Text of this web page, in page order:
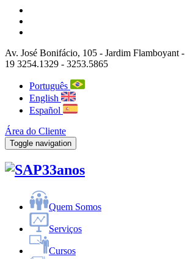
Av. José Bonifácio, 105 - Jardim Flamboyant -
19 3254.1329 - 3253.5865
Português
English
Español
Área do Cliente
Toggle navigation
33anos
Quem Somos
Serviços
Cursos